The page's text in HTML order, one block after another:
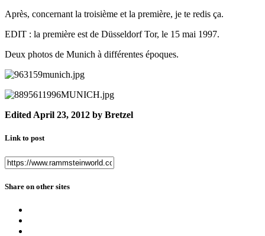
Après, concernant la troisième et la première, je te redis ça.
EDIT : la première est de Düsseldorf Tor, le 15 mai 1997.
Deux photos de Munich à différentes époques.
Edited April 23, 2012 by Bretzel
Link to post
Share on other sites